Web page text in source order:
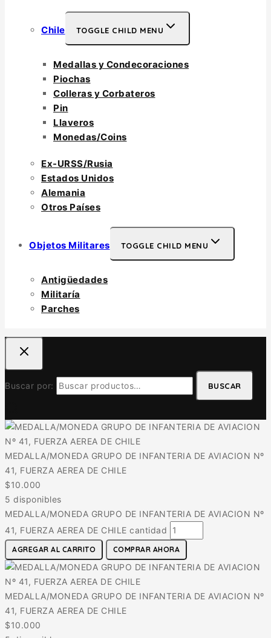
Chile TOGGLE CHILD MENU
Medallas y Condecoraciones
Piochas
Colleras y Corbateros
Pin
Llaveros
Monedas/Coins
Ex-URSS/Rusia
Estados Unidos
Alemania
Otros Países
Objetos Militares TOGGLE CHILD MENU
Antigüedades
Militaría
Parches
Buscar por: BUSCAR
MEDALLA/MONEDA GRUPO DE INFANTERIA DE AVIACION Nº
41, FUERZA AEREA DE CHILE
$10.000
5 disponibles
MEDALLA/MONEDA GRUPO DE INFANTERIA DE AVIACION Nº
41, FUERZA AEREA DE CHILE cantidad
AGREGAR AL CARRITO COMPRAR AHORA
MEDALLA/MONEDA GRUPO DE INFANTERIA DE AVIACION Nº
41, FUERZA AEREA DE CHILE
$10.000